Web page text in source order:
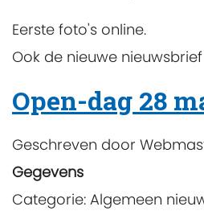
Eerste foto's online.
Ook de nieuwe
Open-dag 28
Geschreven door
Gegevens
Categorie: Algemeen